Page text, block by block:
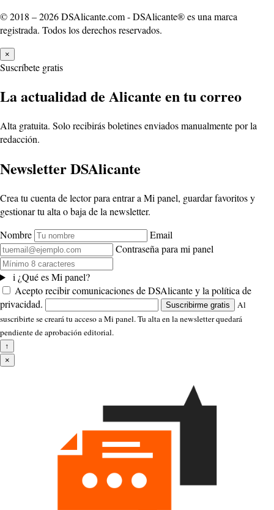
© 2018 – 2026 DSAlicante.com - DSAlicante® es una marca
registrada. Todos los derechos reservados.
×
Suscríbete gratis
La actualidad de Alicante en tu correo
Alta gratuita. Solo recibirás boletines enviados manualmente por la
redacción.
Newsletter DSAlicante
Crea tu cuenta de lector para entrar a Mi panel, guardar favoritos y
gestionar tu alta o baja de la newsletter.
Nombre
Email
Contraseña para mi panel
i ¿Qué es Mi panel?
Acepto recibir comunicaciones de DSAlicante y la política de
privacidad.
Suscribirme gratis
Al
suscribirte se creará tu acceso a Mi panel. Tu alta en la newsletter quedará
pendiente de aprobación editorial.
↑
×